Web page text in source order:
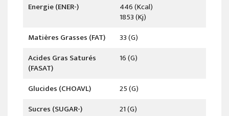
Energie (ENER-)
446 (kcal)
1853 (kj)
Matières Grasses (FAT)
33 (g)
Acides Gras Saturés
(FASAT)
16 (g)
Glucides (CHOAVL)
25 (g)
Sucres (SUGAR-)
21 (g)